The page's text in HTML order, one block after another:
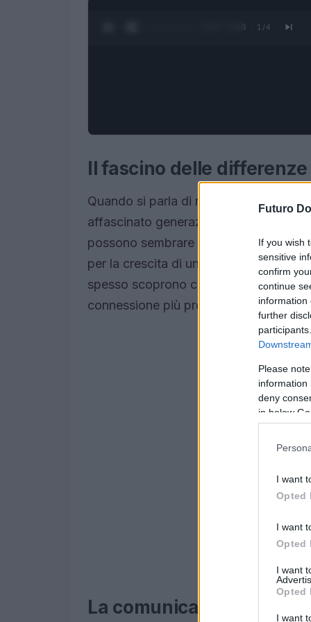
Futuro
If you wish
sensitive
confirm
continue
information
further
Please
information
deny
in below
I want
Opted
I want
Opted
I want
Opted
I want
0:28 / 3:16 1 /4
Il fascino delle differenze
Quando si parla di relazioni, l’idea
affascinato generazioni. Ma cosa
possono sembrare un ostacolo, ma
per la crescita di un legame. Infatti, le
spesso scoprono che queste
connessione più profonda.
La comunicazione come